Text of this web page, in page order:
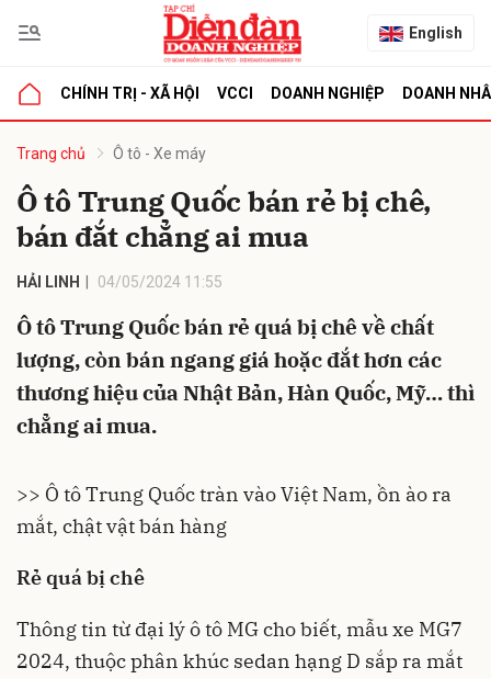
English
CHÍNH TRỊ - XÃ HỘI VCCI DOANH NGHIỆP DOANH
Trang chủ Ô tô - Xe máy
Ô tô Trung Quốc bán rẻ bị chê,
bán đắt chẳng ai mua
HẢI LINH 04/05/2024 11:55
Ô tô Trung Quốc bán rẻ quá bị chê về chất
lượng, còn bán ngang giá hoặc đắt hơn các
thương hiệu của Nhật Bản, Hàn Quốc, Mỹ… thì
chẳng ai mua.
>> Ô tô Trung Quốc tràn vào Việt Nam, ồn ào ra
mắt, chật vật bán hàng
Rẻ quá bị chê
Thông tin từ đại lýô tô MG cho biết, mẫu xe MG7
2024, thuộc phân khúc sedan hạng D sắp ra mắt
luận
Hủy